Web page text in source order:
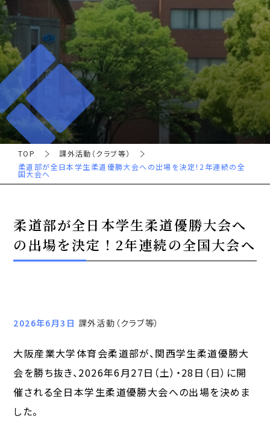
TOP
課外活動（クラブ等）
柔道部が全日本学生柔道優勝大会への出場を決定！2年連続の全
国大会へ
柔道部が全日本学生柔道優勝大会へ
の出場を決定！2年連続の全国大会へ
2026年6月3日 課外活動（クラブ等）
大阪産業大学体育会柔道部が、関西学生柔道優勝大
会を勝ち抜き、2026年6月27日（土）・28日（日）に開
催される全日本学生柔道優勝大会への出場を決めま
した。